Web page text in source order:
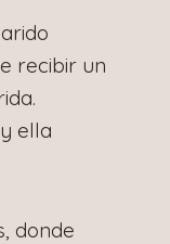
recibir un
ella
donde